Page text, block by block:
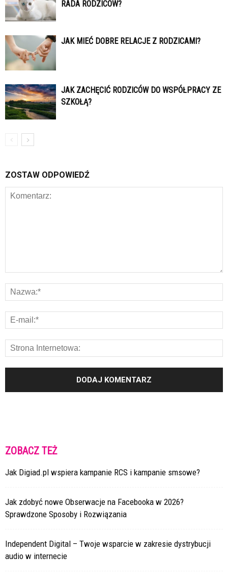
RADA RODZICÓW?
JAK MIEĆ DOBRE RELACJE Z RODZICAMI?
JAK ZACHĘCIĆ RODZICÓW DO WSPÓŁPRACY ZE
SZKOŁĄ?
ZOSTAW ODPOWIEDŹ
ZOBACZ TEŻ
Jak Digiad.pl wspiera kampanie RCS i kampanie smsowe?
Jak zdobyć nowe Obserwacje na Facebooka w 2026?
Sprawdzone Sposoby i Rozwiązania
Independent Digital – Twoje wsparcie w zakresie dystrybucji
audio w internecie